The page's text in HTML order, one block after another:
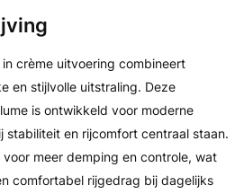
crème uitvoering combineert
en stijlvolle uitstraling. Deze
is ontwikkeld voor moderne
stabiliteit en rijcomfort centraal staan.
meer demping en controle, wat
comfortabel rijgedrag bij dagelijks